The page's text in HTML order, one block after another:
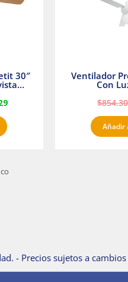
30″ Ventilador
Con
$854.30
Añadir
- Precios sujetos a